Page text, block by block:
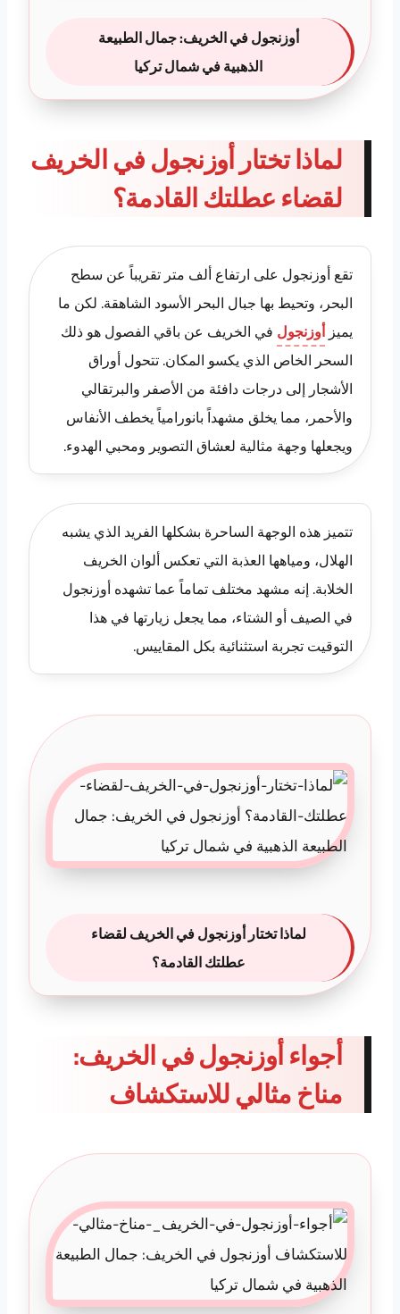
أوزنجول في الخريف: جمال الطبيعة
الذهبية في شمال تركيا
لماذا تختار أوزنجول في الخريف
لقضاء عطلتك القادمة؟
تقع أوزنجول على ارتفاع ألف متر تقريباً عن سطح
البحر، وتحيط بها جبال البحر الأسود الشاهقة. لكن ما
يميزأوزنجول في الخريف عن باقي الفصول هو ذلك
السحر الخاص الذي يكسو المكان. تتحول أوراق
الأشجار إلى درجات دافئة من الأصفر والبرتقالي
والأحمر، مما يخلق مشهداً بانورامياً يخطف الأنفاس
ويجعلها وجهة مثالية لعشاق التصوير ومحبي الهدوء.
تتميز هذه الوجهة الساحرة بشكلها الفريد الذي يشبه
الهلال، ومياهها العذبة التي تعكس ألوان الخريف
الخلابة. إنه مشهد مختلف تماماً عما تشهده أوزنجول
في الصيف أو الشتاء، مما يجعل زيارتها في هذا
التوقيت تجربة استثنائية بكل المقاييس.
لماذا تختار أوزنجول في الخريف لقضاء
عطلتك القادمة؟
أجواء أوزنجول في الخريف:
مناخ مثالي للاستكشاف